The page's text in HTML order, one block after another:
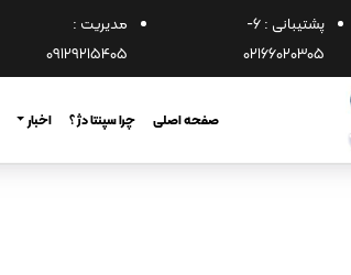
پشتیبانی : 6-
02166020305
مدیریت :
09129215405
صفحه اصلی چرا سپنتا دژ ؟ اخبار